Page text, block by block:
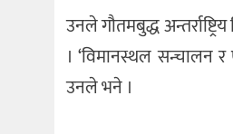
उनले गौतमबुद्ध
। ‘विमानस्थल सन्चालन
उनले भने ।